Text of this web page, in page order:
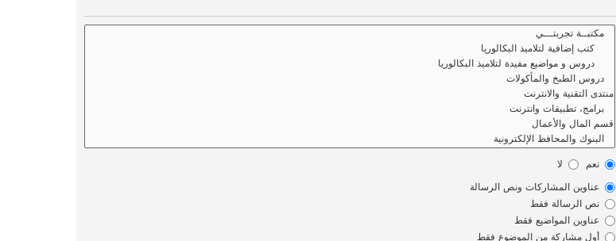
نعم
لا
عناوين المشاركات ونص الرسالة
نص الرسالة فقط
عناوين المواضيع فقط
أول مشاركة من الموضوع فقط